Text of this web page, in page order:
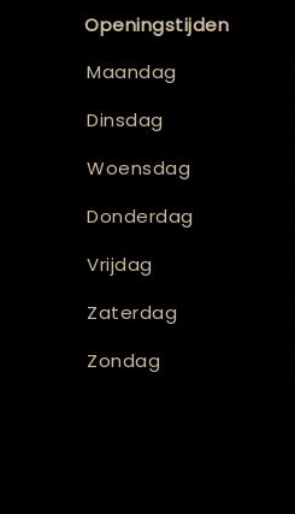
Openingstijden
Maandag
Dinsdag
Woensdag
Donderdag
Vrijdag
Zaterdag
Zondag